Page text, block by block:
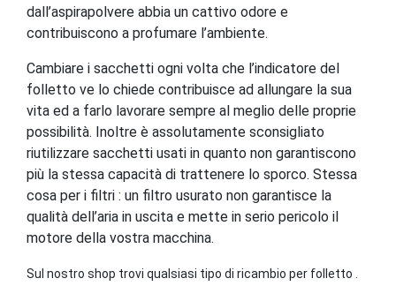
dall’aspirapolvere abbia un cattivo odore e
contribuiscono a profumare l’ambiente.
Cambiare i sacchetti ogni volta che l’indicatore del
folletto ve lo chiede contribuisce ad allungare la sua
vita ed a farlo lavorare sempre al meglio delle proprie
possibilità. Inoltre è assolutamente sconsigliato
riutilizzare sacchetti usati in quanto non garantiscono
più la stessa capacità di trattenere lo sporco. Stessa
cosa per i filtri : un filtro usurato non garantisce la
qualità dell’aria in uscita e mette in serio pericolo il
motore della vostra macchina.
Sul nostro shop trovi qualsiasi tipo di ricambio per folletto .